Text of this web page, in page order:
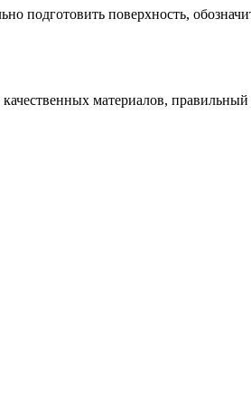
подготовить поверхность,
материалов,